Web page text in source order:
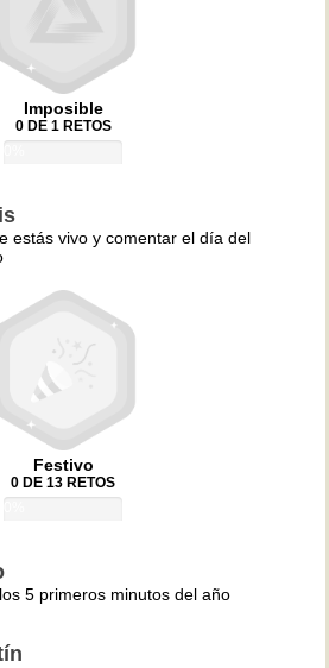
Imposible
0 DE 1 RETOS
estás vivo y comentar el día del
Festivo
0 DE 13 RETOS
5 primeros minutos del año